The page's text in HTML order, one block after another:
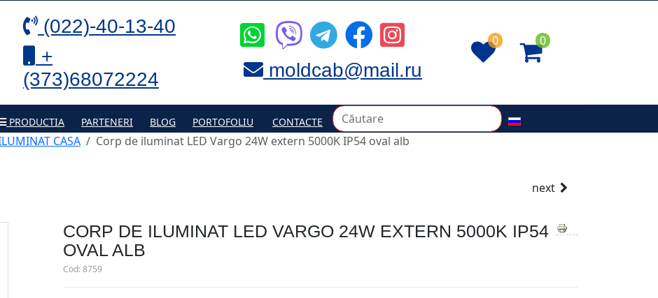
(022)-40-13-40
+
(373)68072224
moldcab@mail.ru
0 0
PRODUCTIA PARTENERI BLOG PORTOFOLIU CONTACTE
CASA Corp de iluminat LED Vargo 24W extern 5000K IP54 oval alb
next
CORP DE ILUMINAT LED VARGO 24W EXTERN 5000K IP54
OVAL ALB
Cod:8759